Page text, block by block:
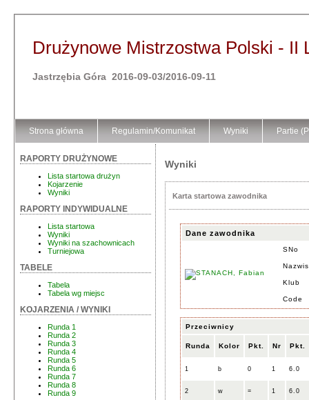
Drużynowe Mistrzostwa Polski - II
Jastrzębia Góra 2016-09-03/2016-09-11
Strona główna Regulamin/Komunikat Wyniki Partie
RAPORTY DRUŻYNOWE
Lista startowa drużyn
Kojarzenie
Wyniki
RAPORTY INDYWIDUALNE
Lista startowa
Wyniki
Wyniki na szachownicach
Turniejowa
TABELE
Tabela
Tabela wg miejsc
KOJARZENIA / WYNIKI
Runda 1
Runda 2
Runda 3
Runda 4
Runda 5
Runda 6
Runda 7
Runda 8
Runda 9
Wyniki
Karta startowa zawodnika
Dane zawodnika
SNo
Klub
Code
Przeciwnicy
Runda Kolor Pkt. Nr Pkt.
1 b 0 1 6.0
2 w = 1 6.0